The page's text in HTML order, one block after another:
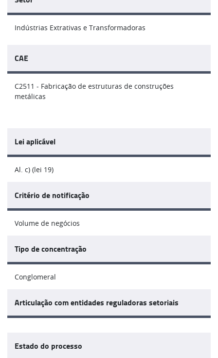
Indústrias Extrativas e Transformadoras
CAE
C2511 - Fabricação de estruturas de construções
metálicas
Lei aplicável
Al. c) (lei 19)
Critério de notificação
Volume de negócios
Tipo de concentração
Conglomeral
Articulação com entidades reguladoras setoriais
Estado do processo